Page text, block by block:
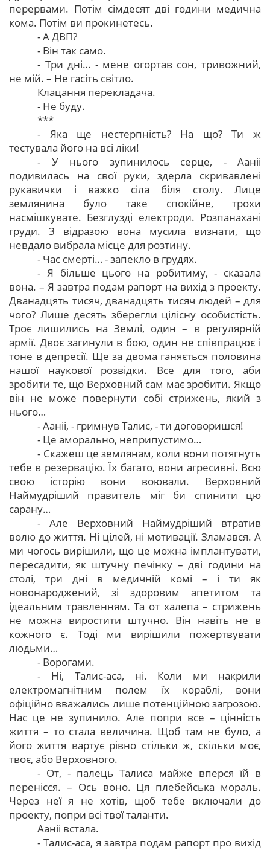
перервами. Потім сімдесят дві години медична
кома. Потім ви прокинетесь.
- А ДВП?
- Він так само.
- Три дні… - мене огортав сон, тривожний,
не мій. – Не гасіть світло.
Клацання перекладача.
- Не буду.
***
- Яка ще нестерпність? На що? Ти ж
тестувала його на всі ліки!
- У нього зупинилось серце, - Ааніі
подивилась на свої руки, здерла скривавлені
рукавички і важко сіла біля столу. Лице
землянина було таке спокійне, трохи
насмішкувате. Безглузді електроди. Розпанахані
груди. З відразою вона мусила визнати, що
невдало вибрала місце для розтину.
- Час смерті… - запекло в грудях.
- Я більше цього на робитиму, - сказала
вона. – Я завтра подам рапорт на вихід з проекту.
Дванадцять тисяч, дванадцять тисяч людей – для
чого? Лише десять зберегли цілісну особистість.
Троє лишились на Землі, один – в регулярній
армії. Двоє загинули в бою, один не співпрацює і
тоне в депресії. Ще за двома ганяється половина
нашої наукової розвідки. Все для того, аби
зробити те, що Верховний сам має зробити. Якщо
він не може повернути собі стрижень, який з
нього…
- Ааніі, - гримнув Талис, - ти договоришся!
- Це аморально, неприпустимо…
- Скажеш це землянам, коли вони потягнуть
тебе в резервацію. Їх багато, вони агресивні. Всю
свою історію вони воювали. Верховний
Наймудріший правитель міг би спинити цю
сарану…
- Але Верховний Наймудріший втратив
волю до життя. Ні цілей, ні мотивації. Зламався. А
ми чогось вирішили, що це можна імплантувати,
пересадити, як штучну печінку – дві години на
столі, три дні в медичній комі – і ти як
новонароджений, зі здоровим апетитом та
ідеальним травленням. Та от халепа – стрижень
не можна виростити штучно. Він навіть не в
кожного є. Тоді ми вирішили пожертвувати
людьми…
- Ворогами.
- Ні, Талис-аса, ні. Коли ми накрили
електромагнітним полем їх кораблі, вони
офіційно вважались лише потенційною загрозою.
Нас це не зупинило. Але попри все – цінність
життя – то стала величина. Щоб там не було, а
його життя вартує рівно стільки ж, скільки моє,
твоє, або Верховного.
- От, - палець Талиса майже вперся їй в
перенісся. – Ось воно. Ця плебейська мораль.
Через неї я не хотів, щоб тебе включали до
проекту, попри всі твої таланти.
Ааніі встала.
- Талис-аса, я завтра подам рапорт про вихід